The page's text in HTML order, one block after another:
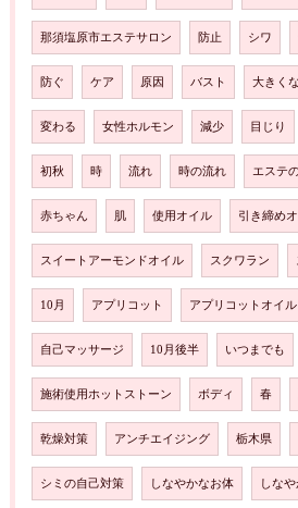
那須塩原市エステサロン 防止 シワ
防ぐ ケア 原因 バスト 大きく
変わる 女性ホルモン 減少 目じり
初秋 時 流れ 時の流れ エステ
赤ちゃん 肌 使用オイル 引き締め
スイートアーモンドオイル スクワラン
10月 アプリコット アプリコットオイル
自己マッサージ 10月後半 いつまでも
施術使用ホットストーン ボディ 春
乾燥対策 アンチエイジング 栃木県
シミの自己対策 しなやかなお体 しなや